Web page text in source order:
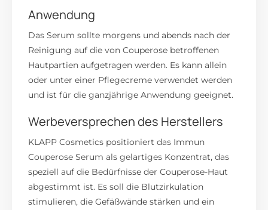
Anwendung
Das Serum sollte morgens und abends nach der
Reinigung auf die von Couperose betroffenen
Hautpartien aufgetragen werden. Es kann allein
oder unter einer Pflegecreme verwendet werden
und ist für die ganzjährige Anwendung geeignet.
Werbeversprechen des Herstellers
KLAPP Cosmetics positioniert das Immun
Couperose Serum als gelartiges Konzentrat, das
speziell auf die Bedürfnisse der Couperose-Haut
abgestimmt ist. Es soll die Blutzirkulation
stimulieren, die Gefäßwände stärken und ein